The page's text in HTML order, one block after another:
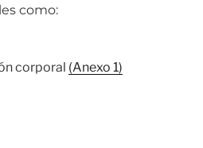
como:
corporal (Anexo 1)